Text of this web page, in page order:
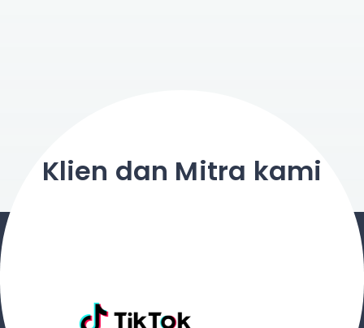
Klien dan Mitra kami